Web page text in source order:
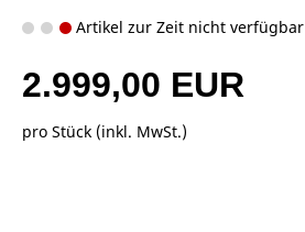
Artikel zur Zeit nicht verfügbar
2.999,00 EUR
pro Stück (inkl. MwSt.)